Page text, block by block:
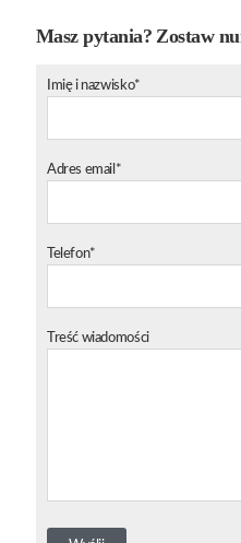
Masz pytania? Zostaw
Imię i nazwisko*
Adres email*
Telefon*
Treść wiadomości